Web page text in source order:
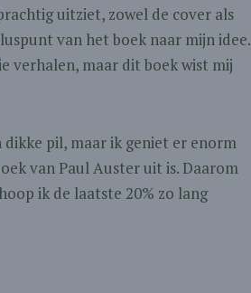
uitziet, zowel de cover als
van het boek naar mijn idee.
verhalen, maar dit boek wist mij
pil, maar ik geniet er enorm
van Paul Auster uit is. Daarom
ik de laatste 20% zo lang